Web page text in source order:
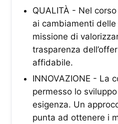
QUALITÀ - Nel
ai cambiamenti
missione di
trasparenza
affidabile.
INNOVAZIONE - La
permesso lo
esigenza. Un
punta ad ottenere i